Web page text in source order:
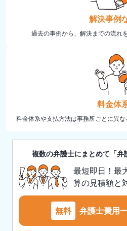
解決事例
過去の事例から、解決までの流れ
料金体
料金体系や支払方法は事務所ごとに異な
複数の弁護士にまとめて「弁
最短即日！最
算の見積額と
無料 弁護士費用